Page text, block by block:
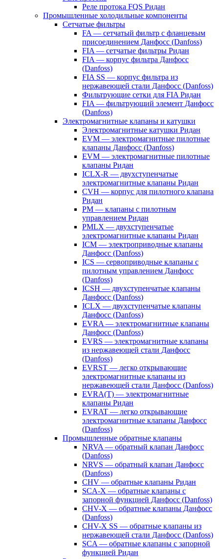
Реле протока FQS Ридан
Промышленные холодильные компоненты
Сетчатые фильтры
FA — сетчатый фильтр с фланцевым
присоединением Данфосс (Danfoss)
FIA — сетчатые фильтры Ридан
FIA — корпус фильтра Данфосс
(Danfoss)
FIA SS — корпус фильтра из
нержавеющей стали Данфосс (Danfoss)
Фильтрующие сетки для FIA Ридан
FIA — фильтрующий элемент Данфосс
(Danfoss)
Электромагнитные клапаны и катушки
Электромагнитные катушки Ридан
EVM — электромагнитные пилотные
клапаны Данфосс (Danfoss)
EVM — электромагнитные пилотные
клапаны Ридан
ICLX-R — двухступенчатые
электромагнитные клапаны Ридан
CVH — корпус для пилотного клапана
Ридан
PM — клапаны с пилотным
управлением Ридан
PMLX — двухступенчатые
электромагнитные клапаны Ридан
ICM — электроприводные клапаны
Данфосс (Danfoss)
ICS — сервоприводные клапаны с
пилотным управлением Данфосс
(Danfoss)
ICSH — двухступенчатые клапаны
Данфосс (Danfoss)
ICLX — двухступенчатые клапаны
Данфосс (Danfoss)
EVRA — электромагнитные клапаны
Данфосс (Danfoss)
EVRS — электромагнитные клапаны
из нержавеющей стали Данфосс
(Danfoss)
EVRST — легко открывающие
электромагнитные клапаны из
нержавеющей стали Данфосс (Danfoss)
EVRA(T) — электромагнитные
клапаны Ридан
EVRAT — легко открывающие
электромагнитные клапаны Данфосс
(Danfoss)
Промышленные обратные клапаны
NRVA — обратный клапан Данфосс
(Danfoss)
NRVS — обратный клапан Данфосс
(Danfoss)
CHV — обратные клапаны Ридан
SCA-X — обратные клапаны с
запорной функцией Данфосс (Danfoss)
CHV-X — обратные клапаны Данфосс
(Danfoss)
CHV-X SS — обратные клапаны из
нержавеющей стали Данфосс (Danfoss)
SCA — обратные клапаны с запорной
функцией Ридан